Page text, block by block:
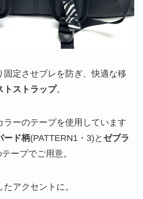
固定させブレを防ぎ、快適な移
トストラップ。
ラーのテープを使用しています
ード柄(PATTERN1・3)と ゼブラ
ープでご用意。
アクセントに。